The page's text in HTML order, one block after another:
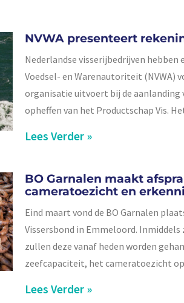
NVWA presenteert
Nederlandse visserijbedrijven hebben
Voedsel- en Warenautoriteit (NVWA)
organisatie uitvoert bij de aanlanding
opheffen van het Productschap Vis.
Lees Verder »
BO Garnalen maakt
cameratoezicht en
Eind maart vond de BO Garnalen
Vissersbond in Emmeloord.
zullen deze vanaf heden worden
zeefcapaciteit, het cameratoezicht
Lees Verder »